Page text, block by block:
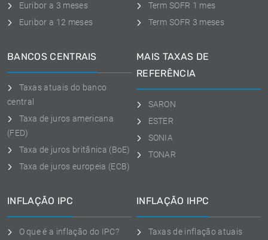
Euribor a 3 meses
Euribor a 12 meses
Term SOFR 1 mes
Term SOFR 3 meses
BANCOS CENTRAIS
Taxas atuais do banco
central
Taxa de juros americana
(FED)
Taxa de juros britânica (BoE)
Taxa de juros europeia (ECB)
MAIS TAXAS DE
REFERÊNCIA
SARON
ESTER
SONIA
TONAR
INFLAÇÃO IPC
O que é a inflação do IPC?
INFLAÇÃO IHPC
Taxas de inflação atuais